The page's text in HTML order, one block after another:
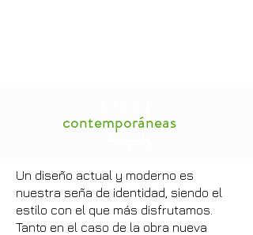
contemporáneas
Un diseño actual y moderno es
nuestra seña de identidad, siendo el
estilo con el que más disfrutamos.
Tanto en el caso de la obra nueva